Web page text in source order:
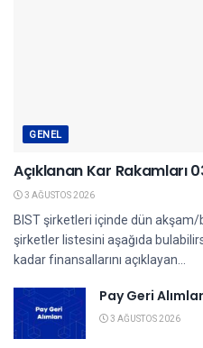
GENEL
Açıklanan Kar Rakamları
3 AĞUSTOS 2026
BIST şirketleri içinde dün akşam/
şirketler listesini aşağıda
kadar finansallarını açıklayan...
Pay Geri
3 AĞUSTOS 2026